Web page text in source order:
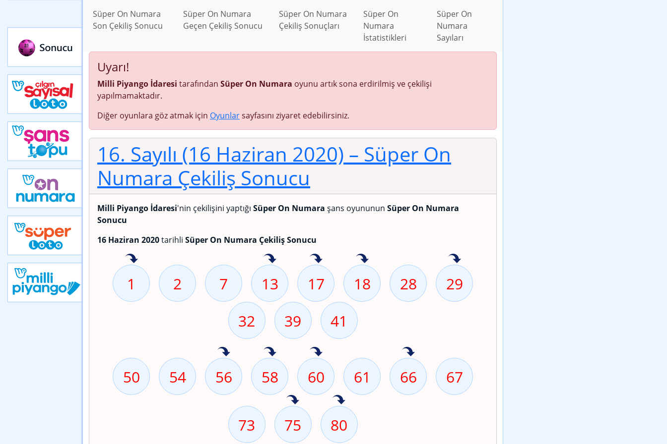
Süper On Numara
Son Çekiliş Sonucu
Süper On Numara
Geçen Çekiliş Sonucu
Süper On Numara
Çekiliş Sonuçları
Süper On
Numara
İstatistikleri
Süper On
Numara
Sayıları
Uyarı!
Milli Piyango İdaresi tarafından Süper On Numara oyunu artık sona erdirilmiş ve çekilişi
yapılmamaktadır.
Diğer oyunlara göz atmak için Oyunlarsayfasını ziyaret edebilirsiniz.
16. Sayılı (16 Haziran 2020) – Süper On
Numara Çekiliş Sonucu
Milli Piyango İdaresi'nin çekilişini yaptığı Süper On Numara şans oyununun Süper On Numara
Sonucu
16 Haziran 2020tarihli Süper On Numara Çekiliş Sonucu
1 2 7 13 17 18 28
29
32
39 41
50 54 56 58 60 61 66 67
73 75 80